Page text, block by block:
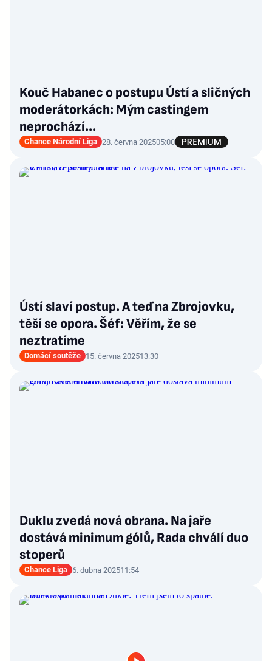
Kouč Habanec o postupu Ústí a sličných
moderátorkách: Mým castingem
neprochází...
Chance Národní Liga 28. června 202505:00
Ústí slaví postup. A teď na Zbrojovku,
těší se opora. Šéf: Věřím, že se
neztratíme
Domácí soutěže 15. června 202513:30
Duklu zvedá nová obrana. Na jaře
dostává minimum gólů, Rada chválí duo
stoperů
Chance Liga 6. dubna 202511:54